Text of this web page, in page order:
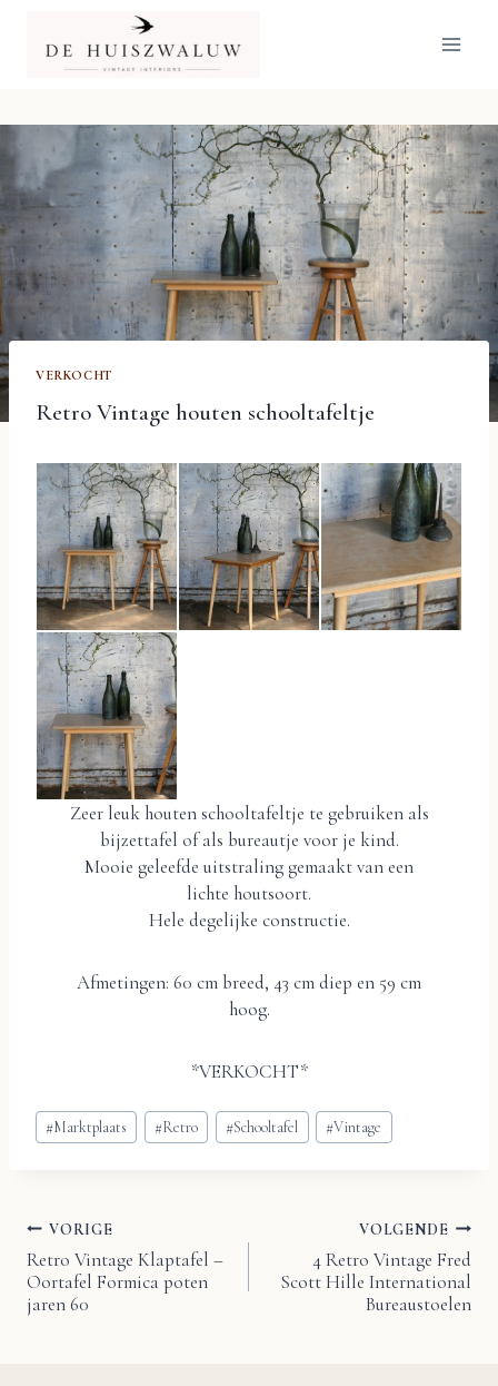
inhoud
VERKOCHT
Retro Vintage houten schooltafeltje
Zeer leuk houten schooltafeltje te gebruiken als
bijzettafel of als bureautje voor je kind.
Mooie geleefde uitstraling gemaakt van een
lichte houtsoort.
Hele degelijke constructie.
Afmetingen: 60 cm breed, 43 cm diep en 59 cm
hoog.
*VERKOCHT*
Bericht
tags:
#Marktplaats #Retro #Schooltafel #Vintage
Bericht
navigatie
VORIGE
Retro Vintage Klaptafel –
Oortafel Formica poten
jaren 60
VOLGENDE
4 Retro Vintage Fred
Scott Hille International
Bureaustoelen